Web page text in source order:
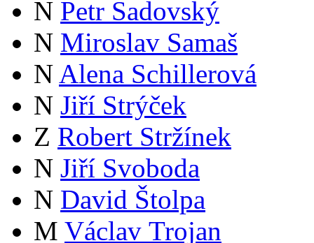
N Petr Sadovský
N Miroslav Samaš
N Alena Schillerová
N Jiří Strýček
Z Robert Stržínek
N Jiří Svoboda
N David Štolpa
M Václav Trojan